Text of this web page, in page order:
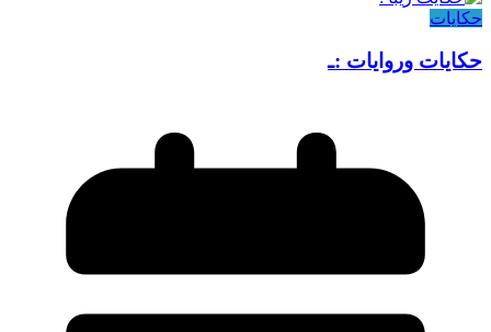
حکایات
حکایات وروایات :ـ